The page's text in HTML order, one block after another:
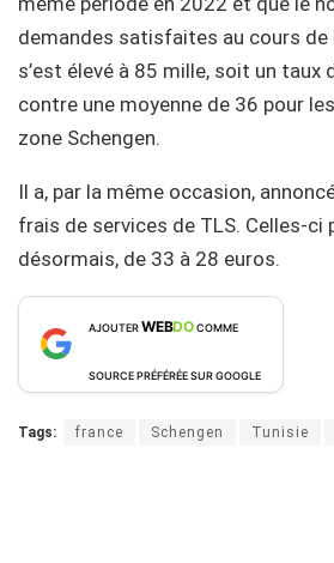
demandes satisfaites au cours de
s’est élevé à 85 mille, soit un taux
contre une moyenne de 36 pour
zone Schengen.
Il a, par la même occasion,
frais de services de TLS. Celles-ci
désormais, de 33 à 28 euros.
AJOUTERWEBDOCOMME
SOURCE PRÉFÉRÉE SUR GOOGLE
Tags: france Schengen Tunisie